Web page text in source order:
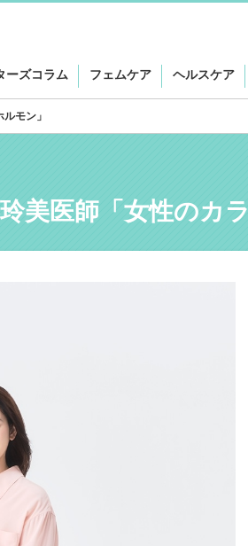
ーズコラム フェムケア ヘルスケア
モン」
美医師「女性のカ